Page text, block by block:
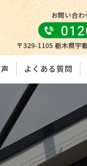
よくある質問